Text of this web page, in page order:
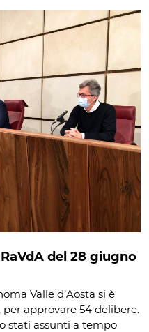
del 28 giugno
Valle d’Aosta si è
approvare 54 delibere.
stati assunti a tempo